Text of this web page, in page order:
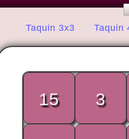
Taquin 3x3 Taquin
15 3